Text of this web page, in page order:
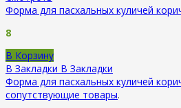
Форма для пасхальных куличей
8
В Корзину
В Закладки В Закладки
Форма для пасхальных куличей
сопутствующие товары.